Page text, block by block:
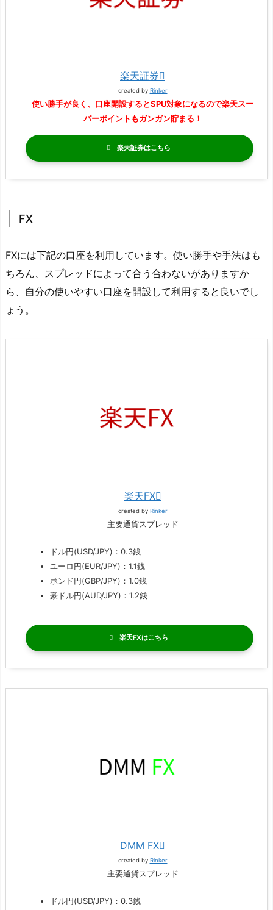
楽天証券
created by Rinker
使い勝手が良く、口座開設するとSPU対象になるので楽天スー
パーポイントもガンガン貯まる！
楽天証券
FX
FXには下記の口座を利用しています。使い勝手や手法はも
ちろん、スプレッドによって合う合わないがありますか
ら、自分の使いやすい口座を開設して利用すると良いでし
ょう。
楽天FX
created by Rinker
主要通貨スプレッド
ドル円(USD/JPY)：0.3銭
ユーロ円(EUR/JPY)：1.1銭
ポンド円(GBP/JPY)：1.0銭
豪ドル円(AUD/JPY)：1.2銭
楽天FX
DMM FX
created by Rinker
主要通貨スプレッド
ドル円(USD/JPY)：0.3銭